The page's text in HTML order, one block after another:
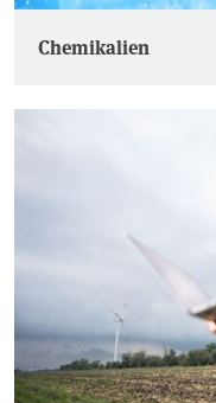
Chemikalien